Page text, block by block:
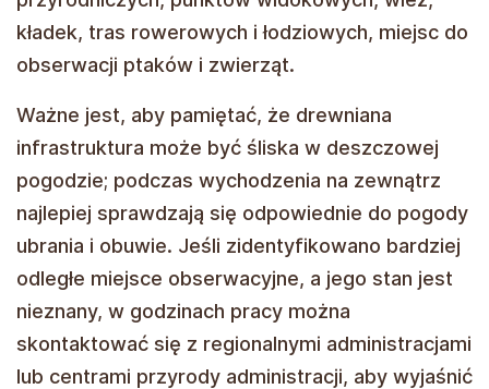
kładek, tras rowerowych i łodziowych, miejsc do
obserwacji ptaków i zwierząt.
Ważne jest, aby pamiętać, że drewniana
infrastruktura może być śliska w deszczowej
pogodzie; podczas wychodzenia na zewnątrz
najlepiej sprawdzają się odpowiednie do pogody
ubrania i obuwie. Jeśli zidentyfikowano bardziej
odległe miejsce obserwacyjne, a jego stan jest
nieznany, w godzinach pracy można
skontaktować się z regionalnymi administracjami
lub centrami przyrody administracji, aby wyjaśnić